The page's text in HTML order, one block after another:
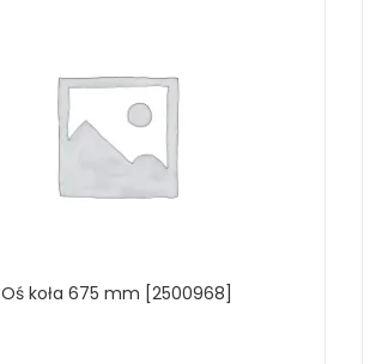
Oś koła 675 mm [2500968]